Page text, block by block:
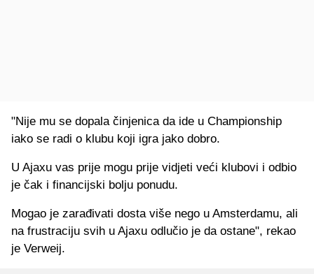
"Nije mu se dopala činjenica da ide u Championship
iako se radi o klubu koji igra jako dobro.
U Ajaxu vas prije mogu prije vidjeti veći klubovi i odbio
je čak i financijski bolju ponudu.
Mogao je zarađivati dosta više nego u Amsterdamu, ali
na frustraciju svih u Ajaxu odlučio je da ostane", rekao
je Verweij.